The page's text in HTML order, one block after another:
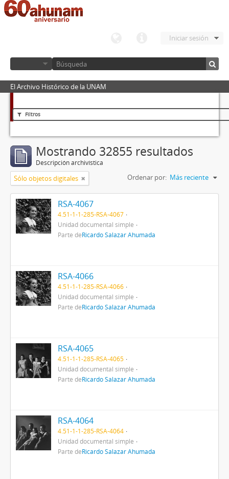
Iniciar sesión
El Archivo Histórico de la UNAM
Filtros
Mostrando 32855 resultados
Descripción archivística
Sólo objetos digitales Ordenar por: Más reciente
RSA-4067
4.51-1-1-285-RSA-4067
Unidad documental simple
Parte deRicardo Salazar Ahumada
RSA-4066
4.51-1-1-285-RSA-4066
Unidad documental simple
Parte deRicardo Salazar Ahumada
RSA-4065
4.51-1-1-285-RSA-4065
Unidad documental simple
Parte deRicardo Salazar Ahumada
RSA-4064
4.51-1-1-285-RSA-4064
Unidad documental simple
Parte deRicardo Salazar Ahumada